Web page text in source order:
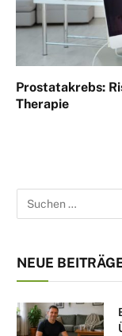
Prostatakrebs:
Therapie
NEUE